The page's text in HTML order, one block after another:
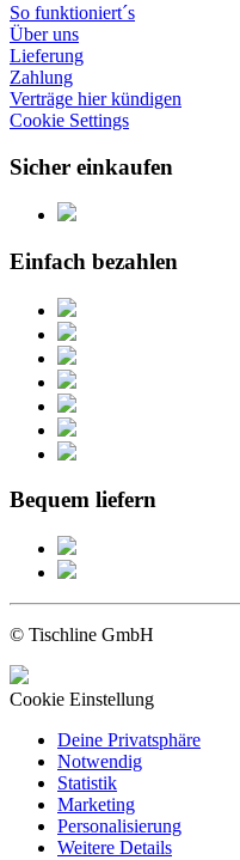
So funktioniert´s
Über uns
Lieferung
Zahlung
Verträge hier kündigen
Cookie Settings
Sicher einkaufen
Einfach bezahlen
Bequem liefern
© Tischline GmbH
Cookie Einstellung
Deine Privatsphäre
Notwendig
Statistik
Marketing
Personalisierung
Weitere Details